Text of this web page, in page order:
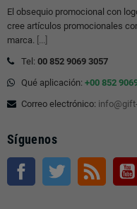
El obsequio promocional con
cree artículos promocionales
marca. [...]
Tel: 00 852 9069 3057
Qué aplicación: +00 852
Correo electrónico:
Síguenos
Facebook Gorjeo Rss